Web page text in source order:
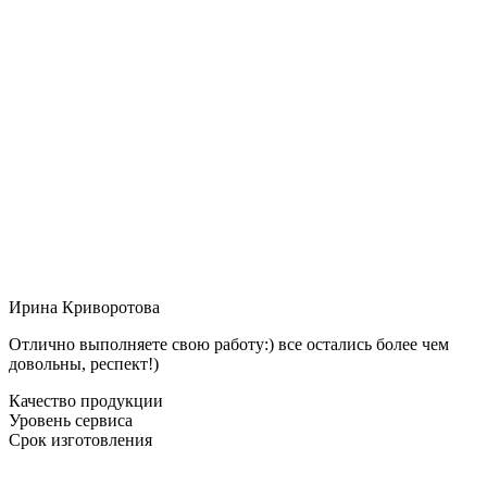
Ирина Криворотова
Отлично выполняете свою работу:) все остались более чем
довольны, респект!)
Качество продукции
Уровень сервиса
Срок изготовления